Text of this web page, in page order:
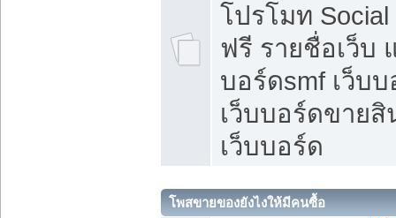
โปรโมท
ฟรี รายชื่อเว็บ
บอร์ดsmf เว็บ
เว็บบอร์ดขาย
เว็บบอร์ด
โพสขายของยังไงให้มีคนซื้อ